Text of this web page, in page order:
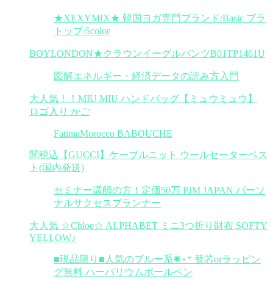
★XEXYMIX★ 韓国ヨガ専門ブランド/Basic ブラ
トップ/5color
BOYLONDON★クラウンイーグルパンツB01TP1461U
図解エネルギー・経済データの読み方入門
大人気！！MIU MIU ハンドバッグ【ミュウミュウ】
ロゴ入り かご
FatimaMorocco BABOUCHE
関税込【GUCCI】ケーブルニット ウールセーターベス
ト(国内発送)
セミナー講師の方！定価50万 PJM JAPAN パーソ
ナルサクセスプランナー
大人気 ☆Chloe☆ ALPHABET ミニ3つ折り財布 SOFTY
YELLOW♪
■現品限り■人気のブルー系✺⋆* 替芯orラッピン
グ無料 ハーバリウムボールペン